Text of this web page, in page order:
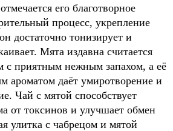
его благотворное
процесс, укрепление
достаточно тонизирует и
Мята издавна считается
с приятным нежным запахом, а её
ароматом даёт умиротворение и
Чай с мятой способствует
от токсинов и улучшает обмен
улитка с чабрецом и мятой